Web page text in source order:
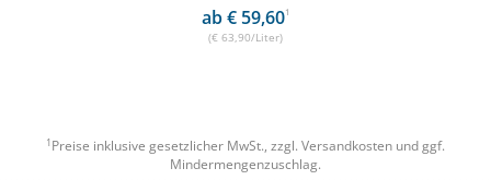
ab € 59,601
(€ 63,90/Liter)
1 Preise inklusive gesetzlicher MwSt., zzgl. Versandkosten und ggf.
Mindermengenzuschlag.